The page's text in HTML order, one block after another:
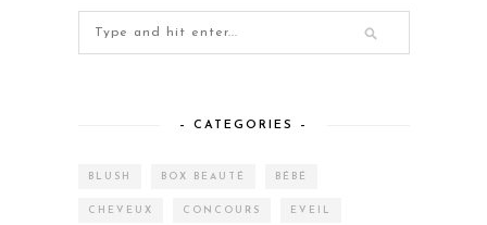
– CATEGORIES –
BLUSH BOX BEAUTÉ BÉBÉ
CHEVEUX CONCOURS EVEIL